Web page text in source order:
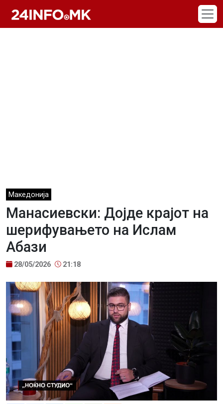
Македонија
Манасиевски: Дојде крајот на
шерифувањето на Ислам
Абази
28/05/2026 21:18